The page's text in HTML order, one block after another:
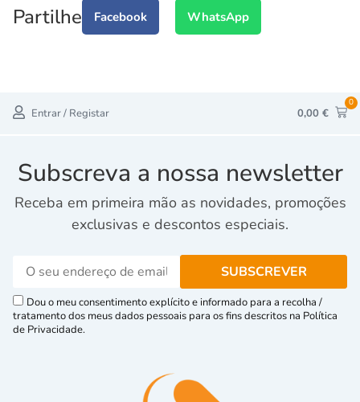
Partilhe Facebook WhatsApp
Entrar / Registar 0,00 €
0
Subscreva a nossa newsletter
Receba em primeira mão as novidades, promoções
exclusivas e descontos especiais.
Dou o meu consentimento explícito e informado para a recolha /
tratamento dos meus dados pessoais para os fins descritos na Política
de Privacidade.